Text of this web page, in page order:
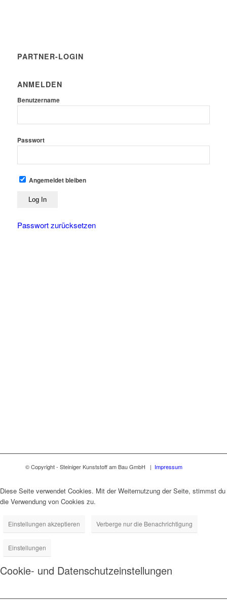
PARTNER-LOGIN
ANMELDEN
Benutzername
Passwort
Angemeldet bleiben
Passwort zurücksetzen
© Copyright - Steiniger Kunststoff am Bau GmbH | Impressum
Diese Seite verwendet Cookies. Mit der Weiternutzung der Seite, stimmst du
die Verwendung von Cookies zu.
Einstellungen akzeptieren Verberge nur die Benachrichtigung
Einstellungen
Cookie- und Datenschutzeinstellungen